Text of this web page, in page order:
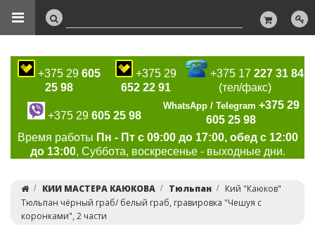
+375 29 605
25 98
+375 29
652 22 91
+375 17227 31 84
(тел/факс)
+375 29 605 25 98
WhatsApp / Telegram +375 29
605 25 98
Время работы Пн - Пт с 09:00 до 17:00, обед с 12:00
до 13:00, Суббота, воскресенье - выходные дни.
КИИ МАСТЕРА КАЮКОВА Тюльпан
Кий "Каюков"
Тюльпан чёрный граб/ белый граб, гравировка "Чешуя с
коронками", 2 части